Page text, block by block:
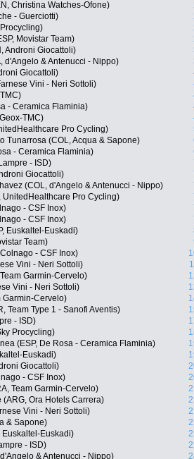
Christina Watches-Ofone)
- Guerciotti)
Movistar Team)
Androni Giocattoli)
d'Angelo & Antenucci - Nippo)
Giocattoli)
Vini - Neri Sottoli)
- Ceramica Flaminia)
TMC)
Pro Cycling)
Tunarrosa (COL, Acqua & Sapone)
- Ceramica Flaminia)
- ISD)
Giocattoli)
(COL, d'Angelo & Antenucci - Nippo)
Pro Cycling)
- CSF Inox)
- CSF Inox)
Euskaltel-Euskadi)
Team)
- CSF Inox)
Vini - Neri Sottoli)
Garmin-Cervelo)
Vini - Neri Sottoli)
Garmin-Cervelo)
Team Type 1 - Sanofi Aventis)
- ISD)
Procycling)
(ESP, De Rosa - Ceramica Flaminia)
Euskadi)
Giocattoli)
- CSF Inox)
Team Garmin-Cervelo)
(ARG, Ora Hotels Carrera)
Vini - Neri Sottoli)
& Sapone)
Euskaltel-Euskadi)
- ISD)
& Antenucci - Nippo)